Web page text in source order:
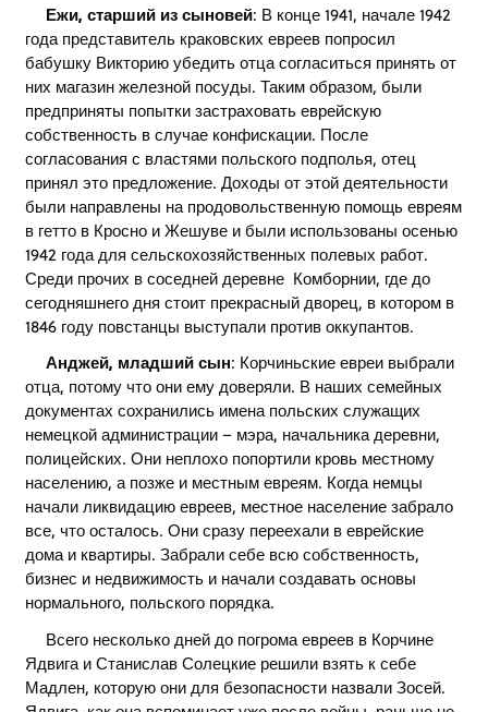
Ежи, старший из сыновей: В конце 1941, начале 1942
года представитель краковских евреев попросил
бабушку Викторию убедить отца согласиться принять от
них магазин железной посуды. Таким образом, были
предприняты попытки застраховать еврейскую
собственность в случае конфискации. После
согласования с властями польского подполья, отец
принял это предложение. Доходы от этой деятельности
были направлены на продовольственную помощь евреям
в гетто в Кросно и Жешуве и были использованы осенью
1942 года для сельскохозяйственных полевых работ.
Среди прочих в соседней деревне Комборнии, где до
сегодняшнего дня стоит прекрасный дворец, в котором в
1846 году повстанцы выступали против оккупантов.
Анджей, младший сын: Корчиньские евреи выбрали
отца, потому что они ему доверяли. В наших семейных
документах сохранились имена польских служащих
немецкой администрации – мэра, начальника деревни,
полицейских. Они неплохо попортили кровь местному
населению, а позже и местным евреям. Когда немцы
начали ликвидацию евреев, местное население забрало
все, что осталось. Они сразу переехали в еврейские
дома и квартиры. Забрали себе всю собственность,
бизнес и недвижимость и начали создавать основы
нормального, польского порядка.
Всего несколько дней до погрома евреев в Корчине
Ядвига и Станислав Солецкие решили взять к себе
Мадлен, которую они для безопасности назвали Зосей.